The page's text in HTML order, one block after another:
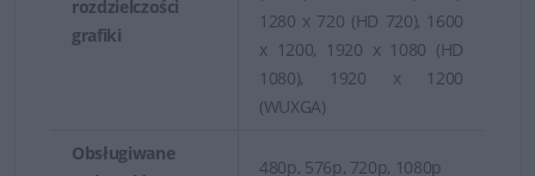
rozdzielczości
grafiki
1280 x 720 (HD 720), 1600
x 1200, 1920 x 1080 (HD
1080), 1920 x 1200
(WUXGA)
Obsługiwane
480p, 576p, 720p, 1080p